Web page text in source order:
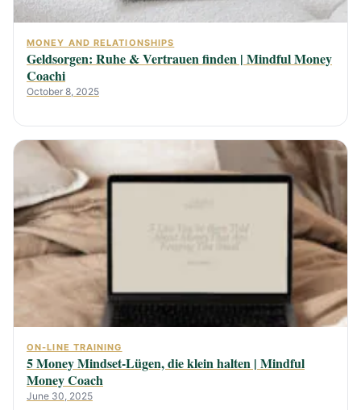
MONEY AND RELATIONSHIPS
Geldsorgen: Ruhe & Vertrauen finden | Mindful Money
Coachi
October 8, 2025
ON-LINE TRAINING
5 Money Mindset-Lügen, die klein halten | Mindful
Money Coach
June 30, 2025